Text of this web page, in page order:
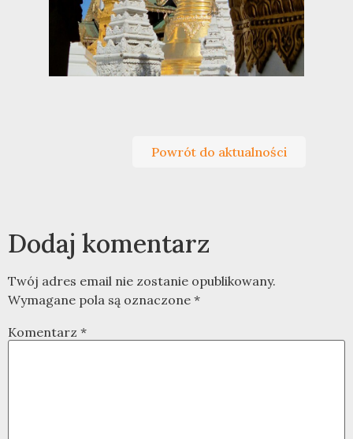
Powrót do aktualności
Dodaj komentarz
Twój adres email nie zostanie opublikowany.
Wymagane pola są oznaczone *
Komentarz *